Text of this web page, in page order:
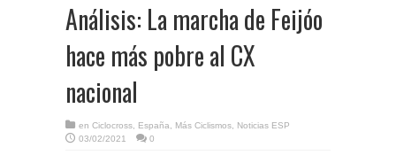
Análisis: La marcha de Feijóo
hace más pobre al CX
nacional
en Ciclocross España Más Ciclismos
Noticias ESP
03/02/2021
0